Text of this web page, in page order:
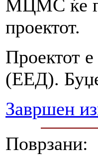
МЦМС ќе
проектот.
Проектот
(ЕЕД).
Завршен
Поврзани: